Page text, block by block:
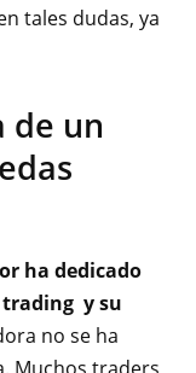
tales dudas, ya
de un
ha dedicado
trading y su
no se ha